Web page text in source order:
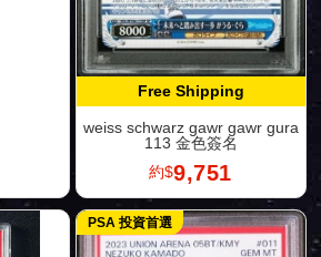
Free Shipping
weiss schwarz gawr gawr gura
113 金色簽名
約$9,751
PSA 投資首選